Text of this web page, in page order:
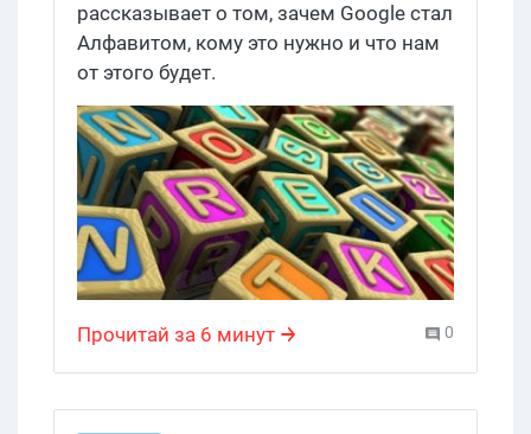
рассказывает о том, зачем Google стал
Алфавитом, кому это нужно и что нам
от этого будет.
Прочитай за 6 минут 0